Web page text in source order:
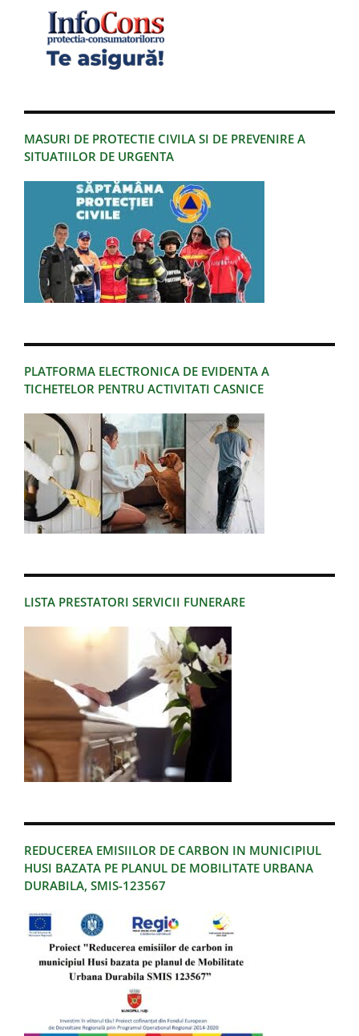
MASURI DE PROTECTIE CIVILA SI DE PREVENIRE A
SITUATIILOR DE URGENTA
PLATFORMA ELECTRONICA DE EVIDENTA A
TICHETELOR PENTRU ACTIVITATI CASNICE
LISTA PRESTATORI SERVICII FUNERARE
REDUCEREA EMISIILOR DE CARBON IN MUNICIPIUL
HUSI BAZATA PE PLANUL DE MOBILITATE URBANA
DURABILA, SMIS-123567